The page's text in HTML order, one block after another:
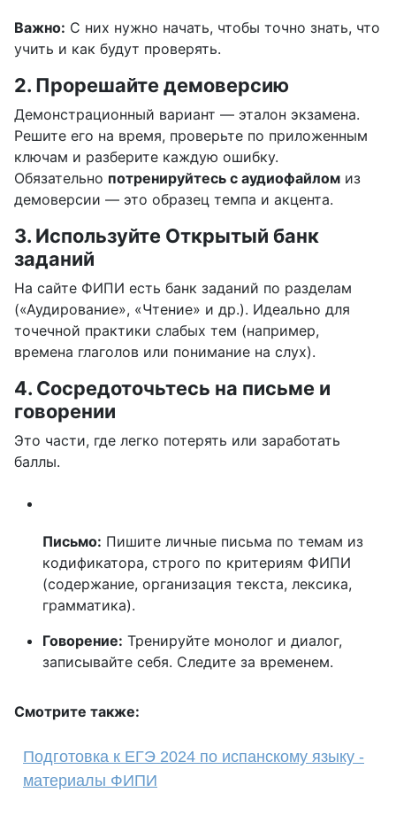
Важно: С них нужно начать, чтобы точно знать, что
учить и как будут проверять.
2. Прорешайте демоверсию
Демонстрационный вариант — эталон экзамена.
Решите его на время, проверьте по приложенным
ключам и разберите каждую ошибку.
Обязательно потренируйтесь с аудиофайлом из
демоверсии — это образец темпа и акцента.
3. Используйте Открытый банк
заданий
На сайте ФИПИ есть банк заданий по разделам
(«Аудирование», «Чтение» и др.). Идеально для
точечной практики слабых тем (например,
времена глаголов или понимание на слух).
4. Сосредоточьтесь на письме и
говорении
Это части, где легко потерять или заработать
баллы.
Письмо: Пишите личные письма по темам из
кодификатора, строго по критериям ФИПИ
(содержание, организация текста, лексика,
грамматика).
Говорение: Тренируйте монолог и диалог,
записывайте себя. Следите за временем.
Смотрите также:
Подготовка к ЕГЭ 2024 по испанскому языку -
материалы ФИПИ